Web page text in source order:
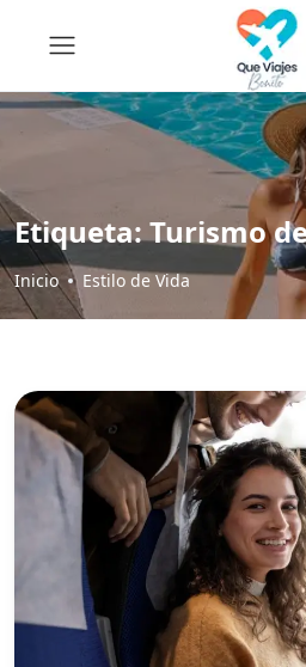
Etiqueta:Turismo
Inicio Estilo de Vida